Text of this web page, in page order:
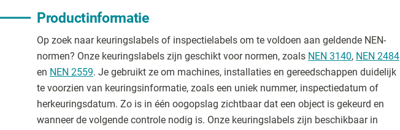
Productinformatie
Op zoek naar keuringslabels of inspectielabels om te voldoen aan geldende NEN-
normen? Onze keuringslabels zijn geschikt voor normen, zoals NEN 3140, NEN 2484
en NEN 2559. Je gebruikt ze om machines, installaties en gereedschappen duidelijk
te voorzien van keuringsinformatie, zoals een uniek nummer, inspectiedatum of
herkeuringsdatum. Zo is in één oogopslag zichtbaar dat een object is gekeurd en
wanneer de volgende controle nodig is. Onze keuringslabels zijn beschikbaar in